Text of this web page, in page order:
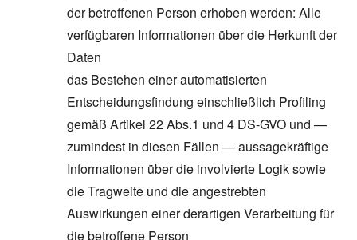
der betroffenen Person erhoben werden: Alle
verfügbaren Informationen über die Herkunft der
Daten
das Bestehen einer automatisierten
Entscheidungsfindung einschließlich Profiling
gemäß Artikel 22 Abs.1 und 4 DS-GVO und —
zumindest in diesen Fällen — aussagekräftige
Informationen über die involvierte Logik sowie
die Tragweite und die angestrebten
Auswirkungen einer derartigen Verarbeitung für
die betroffene Person